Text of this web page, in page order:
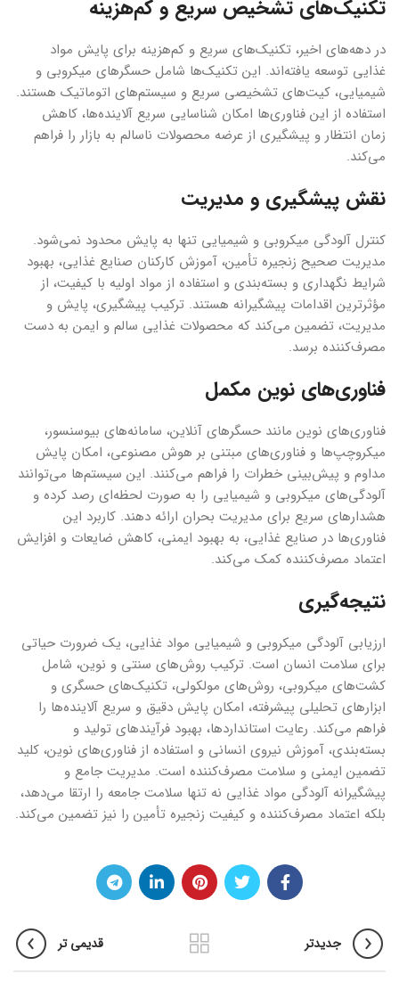
تکنیک‌های تشخیص سریع و کم‌هزینه
در دهه‌های اخیر، تکنیک‌های سریع و کم‌هزینه برای پایش مواد
غذایی توسعه یافته‌اند. این تکنیک‌ها شامل حسگرهای میکروبی و
شیمیایی، کیت‌های تشخیصی سریع و سیستم‌های اتوماتیک هستند.
استفاده از این فناوری‌ها امکان شناسایی سریع آلاینده‌ها، کاهش
زمان انتظار و پیشگیری از عرضه محصولات ناسالم به بازار را فراهم
می‌کند.
نقش پیشگیری و مدیریت
کنترل آلودگی میکروبی و شیمیایی تنها به پایش محدود نمی‌شود.
مدیریت صحیح زنجیره تأمین، آموزش کارکنان صنایع غذایی، بهبود
شرایط نگهداری و بسته‌بندی و استفاده از مواد اولیه با کیفیت، از
مؤثرترین اقدامات پیشگیرانه هستند. ترکیب پیشگیری، پایش و
مدیریت، تضمین می‌کند که محصولات غذایی سالم و ایمن به دست
مصرف‌کننده برسد.
فناوری‌های نوین مکمل
فناوری‌های نوین مانند حسگرهای آنلاین، سامانه‌های بیوسنسور،
میکروچپ‌ها و فناوری‌های مبتنی بر هوش مصنوعی، امکان پایش
مداوم و پیش‌بینی خطرات را فراهم می‌کنند. این سیستم‌ها می‌توانند
آلودگی‌های میکروبی و شیمیایی را به صورت لحظه‌ای رصد کرده و
هشدارهای سریع برای مدیریت بحران ارائه دهند. کاربرد این
فناوری‌ها در صنایع غذایی، به بهبود ایمنی، کاهش ضایعات و افزایش
اعتماد مصرف‌کننده کمک می‌کند.
نتیجه‌گیری
ارزیابی آلودگی میکروبی و شیمیایی مواد غذایی، یک ضرورت حیاتی
برای سلامت انسان است. ترکیب روش‌های سنتی و نوین، شامل
کشت‌های میکروبی، روش‌های مولکولی، تکنیک‌های حسگری و
ابزارهای تحلیلی پیشرفته، امکان پایش دقیق و سریع آلاینده‌ها را
فراهم می‌کند. رعایت استانداردها، بهبود فرآیندهای تولید و
بسته‌بندی، آموزش نیروی انسانی و استفاده از فناوری‌های نوین، کلید
تضمین ایمنی و سلامت مصرف‌کننده است. مدیریت جامع و
پیشگیرانه آلودگی مواد غذایی نه تنها سلامت جامعه را ارتقا می‌دهد،
بلکه اعتماد مصرف‌کننده و کیفیت زنجیره تأمین را نیز تضمین می‌کند.
جدیدتر قدیمی تر